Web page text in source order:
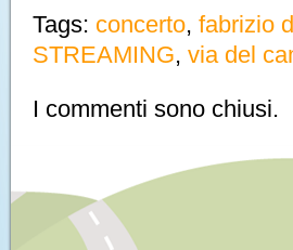
Tags: concerto, fabrizio
STREAMING, via del
I commenti sono chiusi.